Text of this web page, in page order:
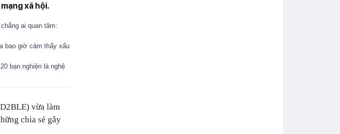
xã hội.
ai quan tâm:
bao giờ cảm thấy xấu
bạn nghiện là nghệ
vừa làm
chia sẻ gây